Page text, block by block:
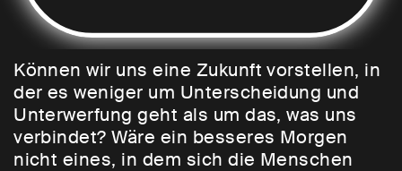
Können wir uns eine Zukunft vorstellen, in
der es weniger um Unterscheidung und
Unterwerfung geht als um das, was uns
verbindet? Wäre ein besseres Morgen
nicht eines, in dem sich die Menschen